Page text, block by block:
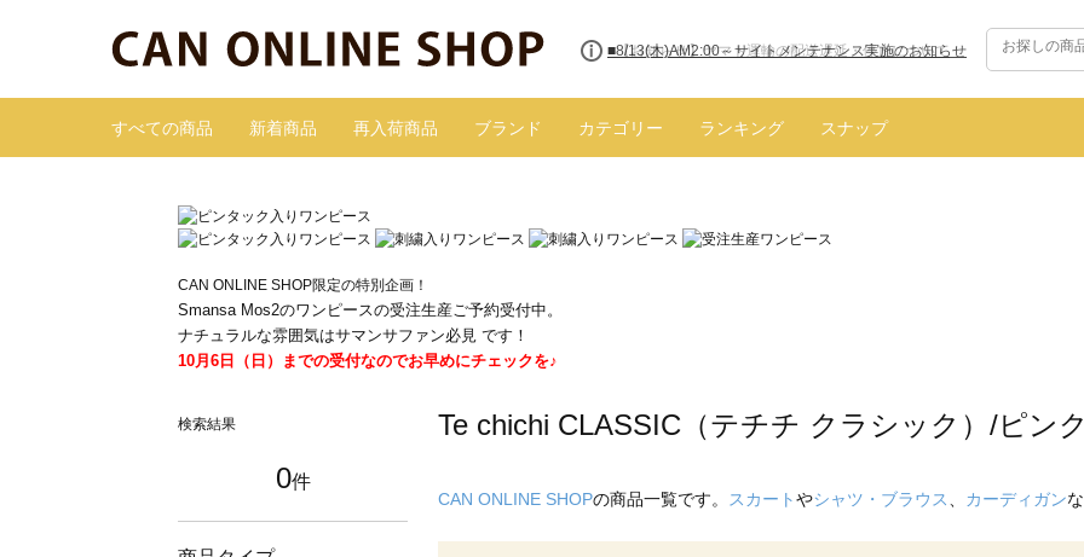
■8/13(木)AM2:00～サイトメンテナンス実施のお知らせ
すべての商品 新着商品 再入荷商品 ブランド カテゴリー ランキング スナップ
CAN ONLINE SHOP限定の特別企画！
Smansa Mos2のワンピースの受注生産ご予約受付中。
ナチュラルな雰囲気はサマンサファン必見 です！
10月6日（日）までの受付なのでお早めにチェックを♪
検索結果
0件
Te chichi CLASSIC（テチチ クラシック）/ピン
CAN ONLINE SHOPの商品一覧です。 スカートやシャツ・ブラウス カーディガン